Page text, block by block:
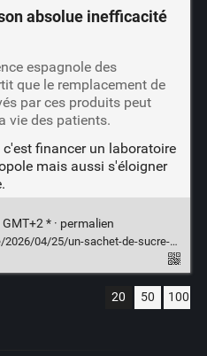
absolue inefficacité
espagnole des
que le remplacement de
par ces produits peut
vie des patients.
financer un laboratoire
mais aussi s'éloigner
* · permalien
dans-la-mediterranee-lespagne-sattaque-a-lhomeopathie
20 50 100